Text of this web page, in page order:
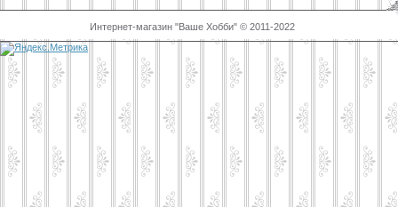
Интернет-магазин "Ваше Хобби" © 2011-2022